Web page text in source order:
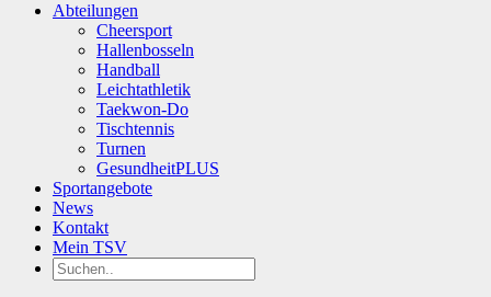
SuchenAbteilungen
Cheersport
Hallenbosseln
Handball
Leichtathletik
Taekwon-Do
Tischtennis
Turnen
GesundheitPLUS
Sportangebote
News
Kontakt
Mein TSV